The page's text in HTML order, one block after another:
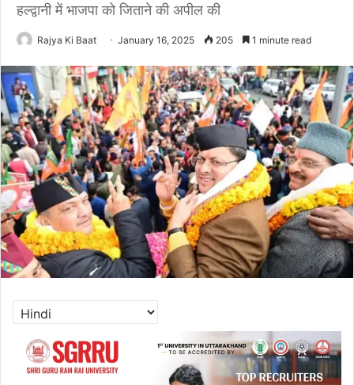
हल्द्वानी में भाजपा को जिताने की अपील की
Rajya Ki Baat January 16, 2025 205 1 minute read